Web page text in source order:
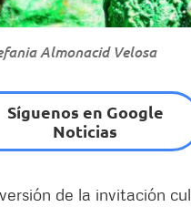
Almonacid Velosa
Síguenos en Google
Noticias
de la invitación